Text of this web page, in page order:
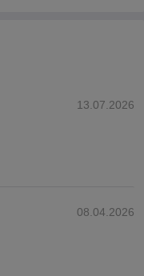
13.07.2026
08.04.2026